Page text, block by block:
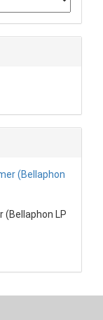
LP